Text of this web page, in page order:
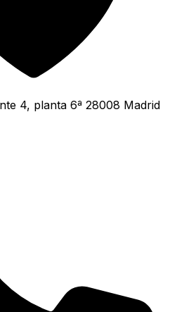
4, planta 6ª 28008 Madrid